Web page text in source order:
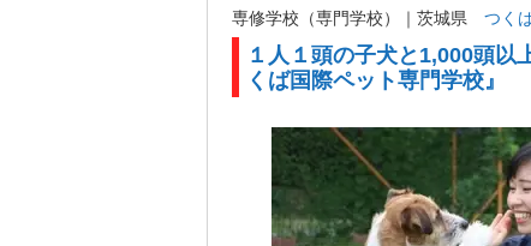
専修学校（専門学校）｜茨城県 つく
１人１頭の子犬と1,000頭以
くば国際ペット専門学校』